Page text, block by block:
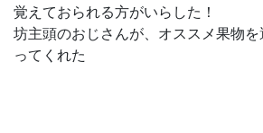
覚えておられる方がいらした！
坊主頭のおじさんが、オススメ果物
ってくれた